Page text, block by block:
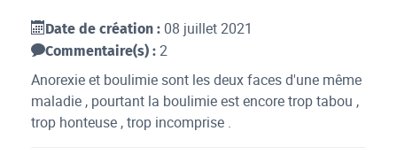
Date de création : 08 juillet 2021
Commentaire(s) : 2
Anorexie et boulimie sont les deux faces d'une même
maladie , pourtant la boulimie est encore trop tabou ,
trop honteuse , trop incomprise .